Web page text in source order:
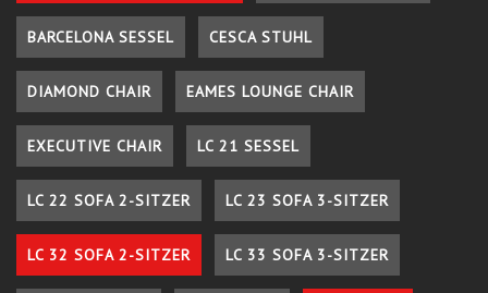
BARCELONA SESSEL CESCA STUHL
DIAMOND CHAIR EAMES LOUNGE CHAIR
EXECUTIVE CHAIR LC 21 SESSEL
LC 22 SOFA 2-SITZER LC 23 SOFA 3-SITZER
LC 32 SOFA 2-SITZER LC 33 SOFA 3-SITZER